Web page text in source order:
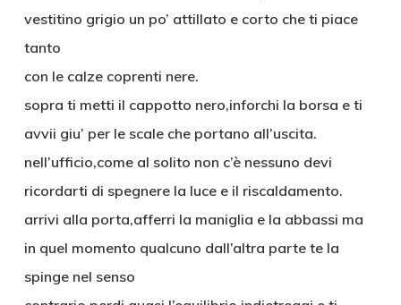
vestitino grigio un po’ attillato e corto che ti piace
tanto
con le calze coprenti nere.
sopra ti metti il cappotto nero,inforchi la borsa e ti
avvii giu’ per le scale che portano all’uscita.
nell’ufficio,come al solito non c’è nessuno devi
ricordarti di spegnere la luce e il riscaldamento.
arrivi alla porta,afferri la maniglia e la abbassi ma
in quel momento qualcuno dall’altra parte te la
spinge nel senso